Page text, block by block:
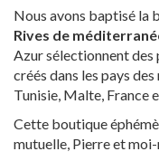
Nous avons baptisé la
Rives de
Azur sélectionnent
créés dans les pays
Tunisie, Malte, France
Cette boutique
mutuelle, Pierre et moi-